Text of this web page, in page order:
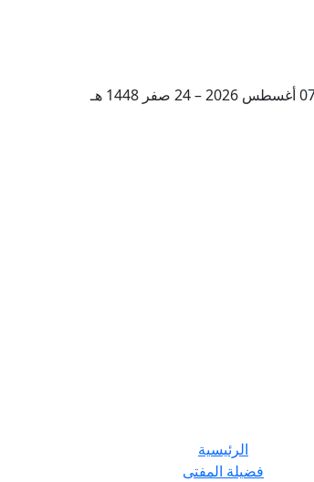
الرئيسية
فضيلة المفتى